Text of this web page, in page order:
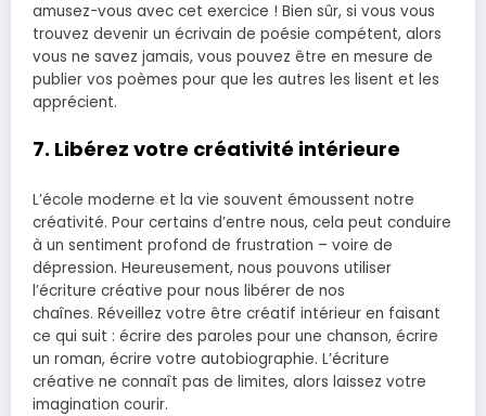
amusez-vous avec cet exercice ! Bien sûr, si vous vous
trouvez devenir un écrivain de poésie compétent, alors
vous ne savez jamais, vous pouvez être en mesure de
publier vos poèmes pour que les autres les lisent et les
apprécient.
7. Libérez votre créativité intérieure
L’école moderne et la vie souvent émoussent notre
créativité. Pour certains d’entre nous, cela peut conduire
à un sentiment profond de frustration – voire de
dépression. Heureusement, nous pouvons utiliser
l’écriture créative pour nous libérer de nos
chaînes. Réveillez votre être créatif intérieur en faisant
ce qui suit : écrire des paroles pour une chanson, écrire
un roman, écrire votre autobiographie. L’écriture
créative ne connaît pas de limites, alors laissez votre
imagination courir.